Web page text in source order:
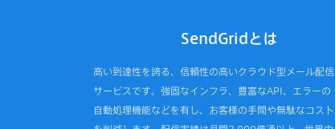
SendGridとは
高い到達性を誇る、信頼性の高いクラウド型メール配信
サービスです。強固なインフラ、豊富なAPI、エラーの
自動処理機能などを有し、お客様の手間や無駄なコスト